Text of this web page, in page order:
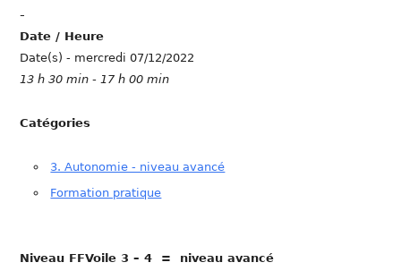
-
Date / Heure
Date(s) - mercredi 07/12/2022
13 h 30 min - 17 h 00 min
Catégories
3. Autonomie - niveau avancé
Formation pratique
Niveau FFVoile 3 – 4 = niveau avancé